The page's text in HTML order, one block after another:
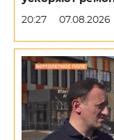
20:27 07.08.2026